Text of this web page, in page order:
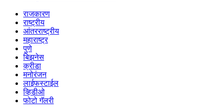
राजकारण
राष्ट्रीय
आंतरराष्ट्रीय
महाराष्ट्र
पुणे
बिझनेस
क्रीडा
मनोरंजन
लाईफस्टाईल
व्हिडीओ
फोटो गॅलरी